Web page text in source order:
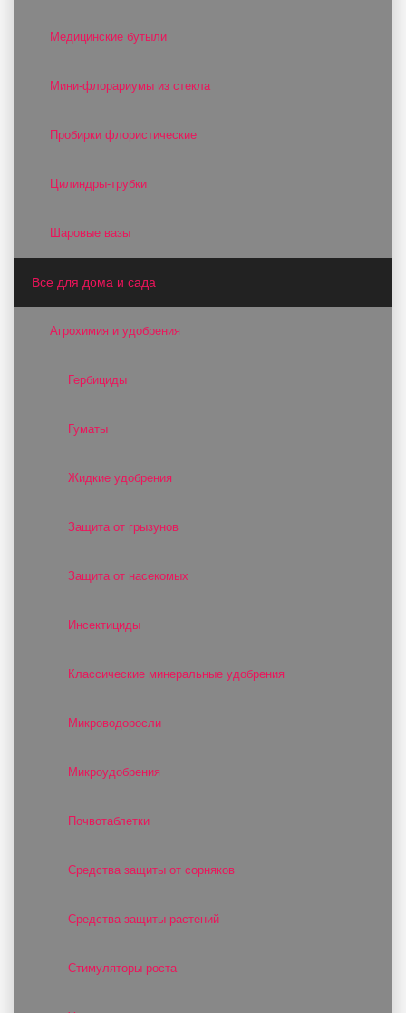
Медицинские бутыли
Мини-флорариумы из стекла
Пробирки флористические
Цилиндры-трубки
Шаровые вазы
Все для дома и сада
Агрохимия и удобрения
Гербициды
Гуматы
Жидкие удобрения
Защита от грызунов
Защита от насекомых
Инсектициды
Классические минеральные удобрения
Микроводоросли
Микроудобрения
Почвотаблетки
Средства защиты от сорняков
Средства защиты растений
Стимуляторы роста